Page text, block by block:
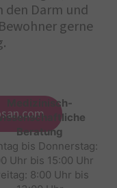
den Darm und
gerne
Medizinisch-
Beratung
bis Donnerstag:
Uhr bis 15:00 Uhr
8:00 Uhr bis